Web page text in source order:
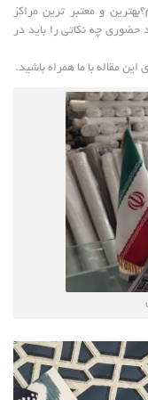
و معتبر ترین مراکز
حضوری چه نکاتی را باید در
مقاله با ما همراه باشید.